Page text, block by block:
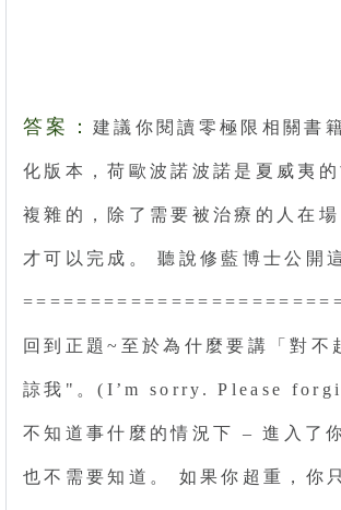
答案 ：建議你閱讀零極限相關書
化版本，荷歐波諾波諾是夏威夷
複雜的，除了需要被治療的人在
才可以完成。 聽說修藍博士公
回到正題~至於為什麼要講「對
諒我"。(I’m sorry. Please
不知道事什麼的情況下 – 進入了
也不需要知道。 如果你超重，你